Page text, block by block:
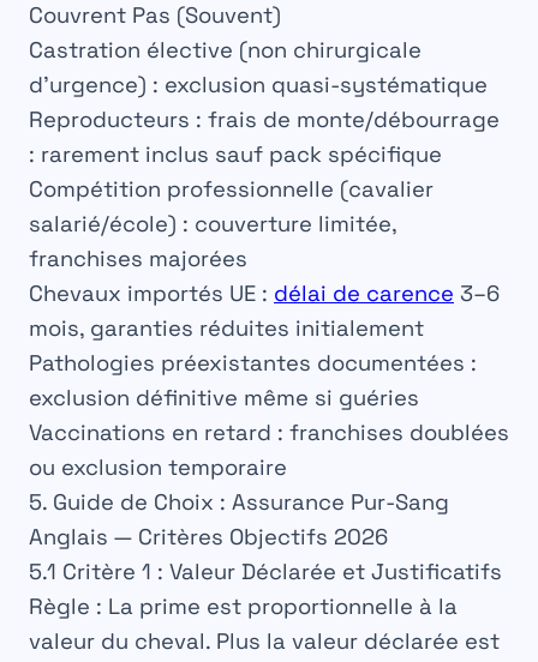
Couvrent Pas (Souvent)
Castration élective (non chirurgicale
d’urgence) : exclusion quasi-systématique
Reproducteurs : frais de monte/débourrage
: rarement inclus sauf pack spécifique
Compétition professionnelle (cavalier
salarié/école) : couverture limitée,
franchises majorées
Chevaux importés UE : délai de carence 3–6
mois, garanties réduites initialement
Pathologies préexistantes documentées :
exclusion définitive même si guéries
Vaccinations en retard : franchises doublées
ou exclusion temporaire
5. Guide de Choix : Assurance Pur-Sang
Anglais — Critères Objectifs 2026
5.1 Critère 1 : Valeur Déclarée et Justificatifs
Règle : La prime est proportionnelle à la
valeur du cheval. Plus la valeur déclarée est